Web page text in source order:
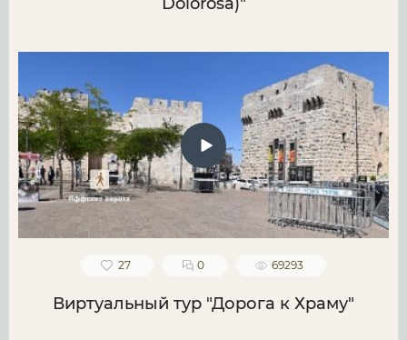
Dolorosa)"
27 0 69293
Виртуальный тур "Дорога к Храму"